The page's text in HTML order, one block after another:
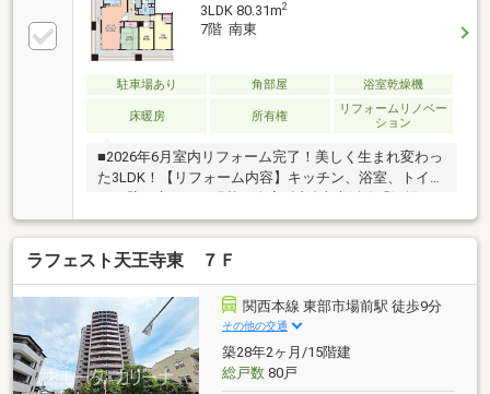
3LDK 80.31m2
7階 南東
駐車場あり 角部屋 浴室乾燥機
床暖房 所有権
リフォームリノベー
ション
■2026年6月室内リフォーム完了！美しく生まれ変わっ
た3LDK！【リフォーム内容】キッチン、浴室、トイ
口」駅徒歩2分！3沿線利用可能で都心へのアクセスも
スムーズです。■7階・東南角部屋につき、陽当り・通
風ともに良好で開放感あふれる住空間。■全居室収納
や床暖房、食洗機、浴室乾燥機など生活を彩る快適設
備が充実！■周辺にはスーパーや学校が徒歩圏内に揃
う、暮らしに便利な住環境です。室内大変きれいに仕
上がっております。ぜひ実際の現地をご体感くださ
い！
ラフェスト天王寺東 ７Ｆ
関西本線 東部市場前駅 徒歩9分
その他の交通
築28年2ヶ月/15階建
総戸数80戸